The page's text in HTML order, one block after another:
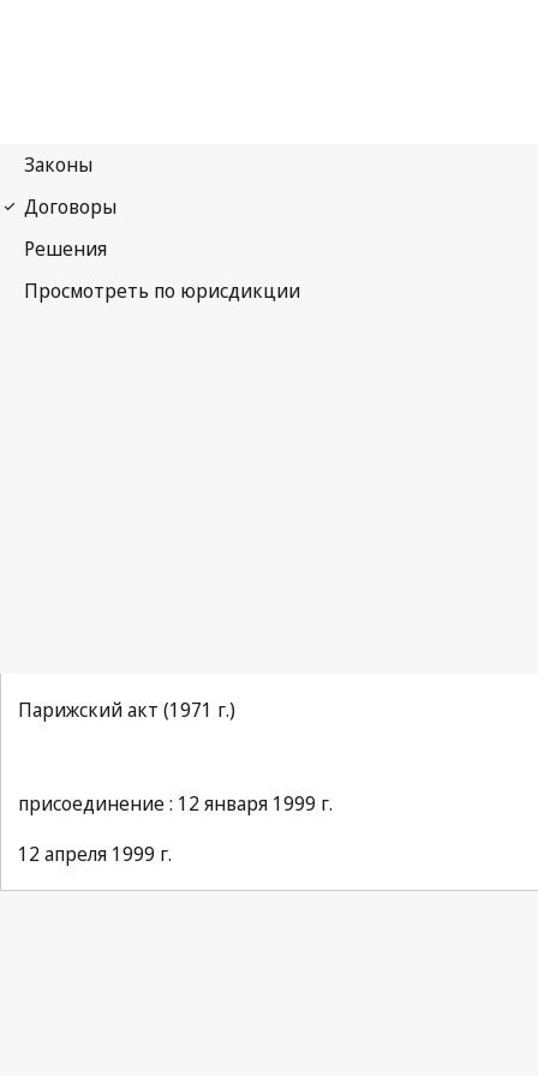
Парижский акт (1971 г.)
присоединение : 12 января 1999 г.
12 апреля 1999 г.